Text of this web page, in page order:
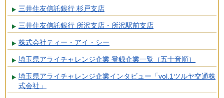
三井住友信託銀行 杉戸支店
三井住友信託銀行 所沢支店・所沢駅前支店
株式会社ティー・アイ・シー
埼玉県アライチャレンジ企業 登録企業一覧（五十音順）
埼玉県アライチャレンジ企業インタビュー「vol.1ツルヤ交通株
式会社」